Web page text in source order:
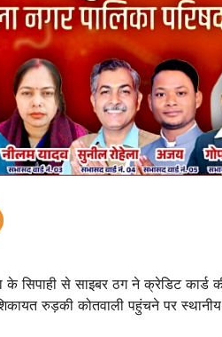
के सिपाही से साइबर ठग ने क्रेडिट
रुड़की कोतवाली पहुंचने पर